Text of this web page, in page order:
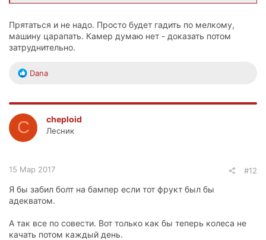
Прятаться и не надо. Просто будет гадить по мелкому,
машину царапать. Камер думаю нет - доказать потом
затруднительно.
Р
к
ц
и
Dana
C cheploid
Лесник
15 Мар 2017 #12
Я бы забил болт на бампер если тот фрукт был бы
адекватом.
А так все по совести. Вот только как бы теперь колеса не
качать потом каждый день.